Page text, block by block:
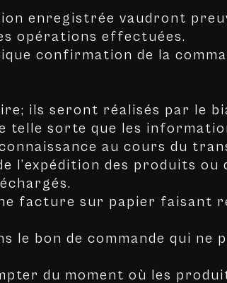
enregistrée vaudront
opérations effectuées.
confirmation de la
ils seront réalisés par le
telle sorte que les
au cours du
l’expédition des produits
facture sur papier faisant
le bon de commande qui ne
du moment où les